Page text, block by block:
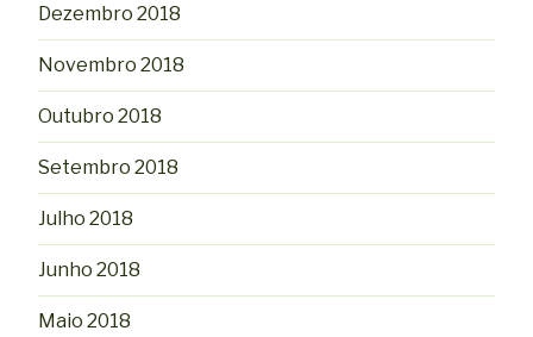
Dezembro 2018
Novembro 2018
Outubro 2018
Setembro 2018
Julho 2018
Junho 2018
Maio 2018